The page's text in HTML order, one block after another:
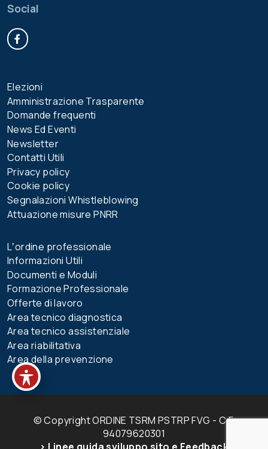
Social
Elezioni
Amministrazione Trasparente
Domande frequenti
News Ed Eventi
Newsletter
Contatti Utili
Privacy policy
Cookie policy
Segnalazioni Whistleblowing
Attuazione misure PNRR
Lʼordine professionale
Informazioni Utili
Documenti e Moduli
Formazione Professionale
Offerte di lavoro
Area tecnico diagnostica
Area tecnico assistenziale
Area riabilitativa
Area della prevenzione
© Copyright ORDINE TSRM PSTRP FVG - C.F.
94079620301